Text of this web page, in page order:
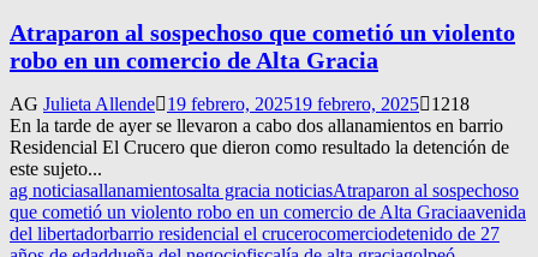
Atraparon al sospechoso que cometió un violento
robo en un comercio de Alta Gracia
AG Julieta Allende 19 febrero, 202519 febrero, 2025
1218
En la tarde de ayer se llevaron a cabo dos allanamientos en barrio
Residencial El Crucero que dieron como resultado la detención de
este sujeto...
ag noticiasallanamientosalta gracia noticiasAtraparon al sospechoso
que cometió un violento robo en un comercio de Alta Graciaavenida
del libertadorbarrio residencial el crucerocomerciodetenido de 27